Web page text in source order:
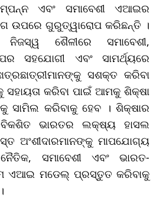
ଏବଂ ସମାବେଶୀ ଏଆଇର
ଉପରେ ଗୁରୁତ୍ୱାରୋପ କରିଛନ୍ତି ।
ଶୈଳୀରେ ସମାବେଶୀ,
ସହଯୋଗୀ ଏବଂ ସାମର୍ଥ୍ୟରେ
ସଶକ୍ତ କରିବା
କରିବା ପାଇଁ ଆମକୁ ଶିକ୍ଷା
ସାମିଲ କରିବାକୁ ହେବ । ଶିକ୍ଷାର
ଭାରତର ଲକ୍ଷ୍ୟ ହାସଲ
ଅଂଶୀଦାରମାନଙ୍କୁ ମାପଯୋଗ୍ୟ
ସମାବେଶୀ ଏବଂ ଭାରତ-
ଏଆଇ ମଡେଲ୍ ପ୍ରସ୍ତୁତ କରିବାକୁ